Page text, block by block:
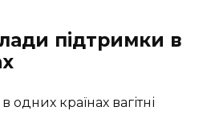
підтримки в
одних країнах вагітні